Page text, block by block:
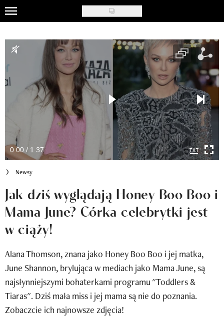
Skip
to
main
content
Moda
Ślub i wesele
Inspiracje
Newsy
Newsletter
Wizaz Summer Influ School
Mój profil / Zarejestruj się
0:00 / 1:37
Newsy
Jak dziś wyglądają Honey Boo Boo i
Mama June? Córka celebrytki jest
w ciąży!
Alana Thomson, znana jako Honey Boo Boo i jej matka,
June Shannon, brylująca w mediach jako Mama June, są
najsłynniejszymi bohaterkami programu "Toddlers &
Tiaras". Dziś mała miss i jej mama są nie do poznania.
Zobaczcie ich najnowsze zdjęcia!